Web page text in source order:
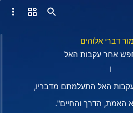
דברי אלוהים
אחר עקבות האל
I
האל התעלמתם מדבריו,
האמת, הדרך והחיים".